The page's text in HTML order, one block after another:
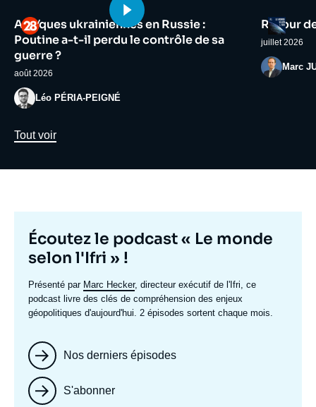
Logo
Image
principale
médiatique
Attaques ukrainiennes en Russie :
Poutine a-t-il perdu le contrôle de sa
guerre ?
août 2026
PhotoLéo PÉRIA-PEIGNÉ
Logo
Image
principale
Retour
juillet 2026
PhotoMarc
Lien
Tout voir
Titre
mis
en
avant
Écoutez le podcast « Le monde
selon l'Ifri » !
Texte
accroche
Présenté par Marc Hecker, directeur exécutif de l'Ifri, ce
podcast livre des clés de compréhension des enjeux
géopolitiques d'aujourd'hui. 2 épisodes sortent chaque mois.
Nos derniers épisodes
S'abonner